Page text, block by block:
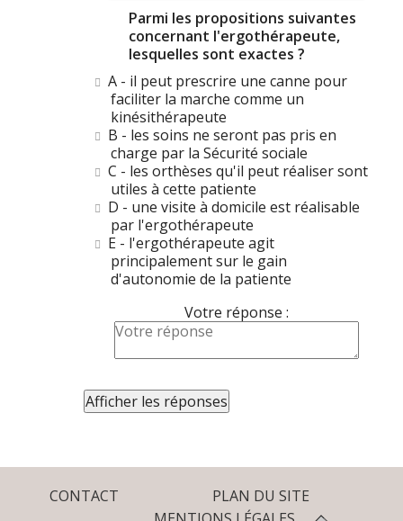
Parmi les propositions suivantes
concernant l'ergothérapeute,
lesquelles sont exactes ?
A - il peut prescrire une canne pour
faciliter la marche comme un
kinésithérapeute
B - les soins ne seront pas pris en
charge par la Sécurité sociale
C - les orthèses qu'il peut réaliser sont
utiles à cette patiente
D - une visite à domicile est réalisable
par l'ergothérapeute
E - l'ergothérapeute agit
principalement sur le gain
d'autonomie de la patiente
Votre réponse :
CONTACT
PLAN DU SITE